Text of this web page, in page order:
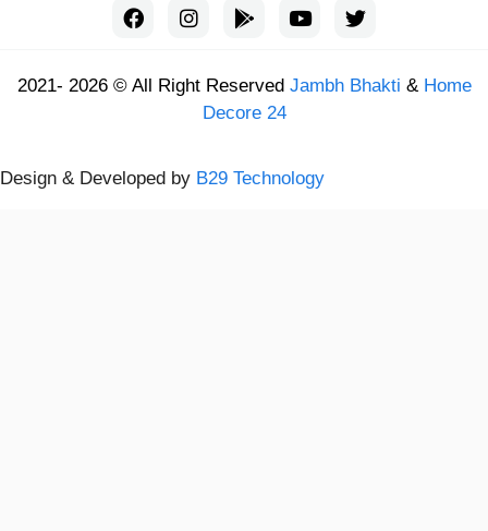
2021- 2026 © All Right Reserved Jambh Bhakti & Home
Decore 24
Design & Developed by B29 Technology